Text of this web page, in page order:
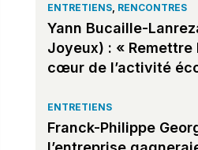
ENTRETIENS, RENCONTRES
Yann Bucaille-
Joyeux) : « Remettre
cœur de l’activité
ENTRETIENS
Franck-Philippe